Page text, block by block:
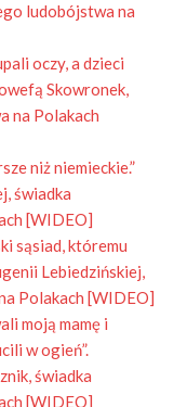
ludobójstwa na
oczy, a dzieci
Skowronek,
na Polakach
niż niemieckie.”
świadka
[WIDEO]
sąsiad, któremu
Lebiedzińskiej,
Polakach [WIDEO]
moją mamę i
w ogień”.
świadka
[WIDEO]